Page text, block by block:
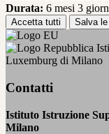
Durata: 6 mesi 3
Accetta tutti Salva
Luxemburg di Milano
Contatti
Istituto Istruzione
Milano